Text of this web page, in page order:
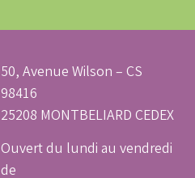
50, Avenue Wilson – CS
98416
25208 MONTBELIARD CEDEX
Ouvert du lundi au vendredi
de